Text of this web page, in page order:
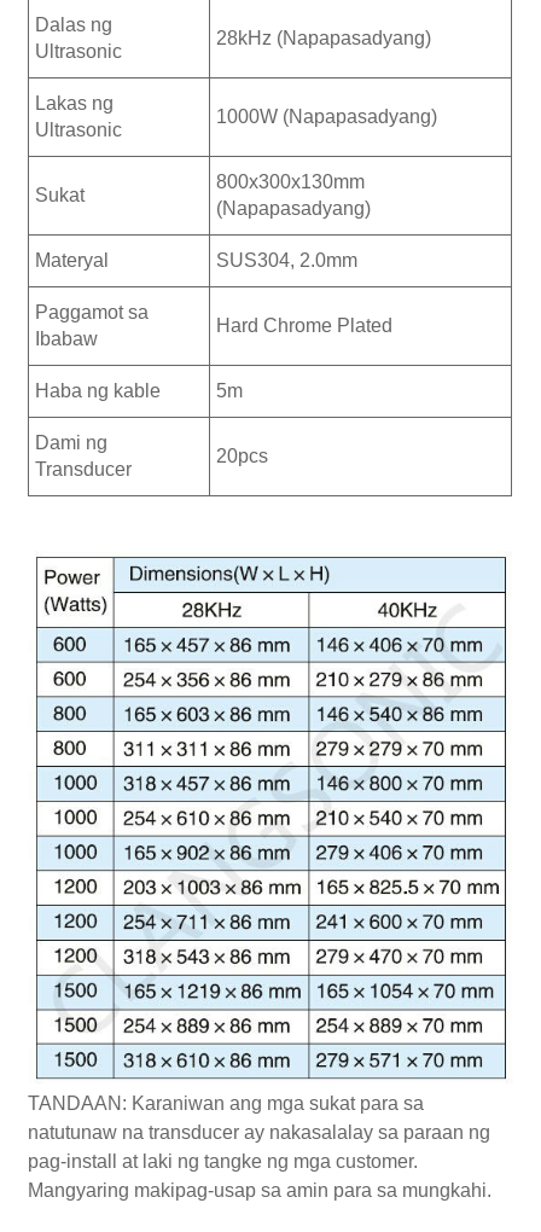
Dalas ng
Ultrasonic
28kHz (Napapasadyang)
Lakas ng
Ultrasonic
1000W (Napapasadyang)
Sukat
800x300x130mm
(Napapasadyang)
Materyal SUS304, 2.0mm
Paggamot sa
Ibabaw
Hard Chrome Plated
Haba ng kable 5m
Dami ng
Transducer
20pcs
TANDAAN: Karaniwan ang mga sukat para sa
natutunaw na transducer ay nakasalalay sa paraan ng
pag-install at laki ng tangke ng mga customer.
Mangyaring makipag-usap sa amin para sa mungkahi.